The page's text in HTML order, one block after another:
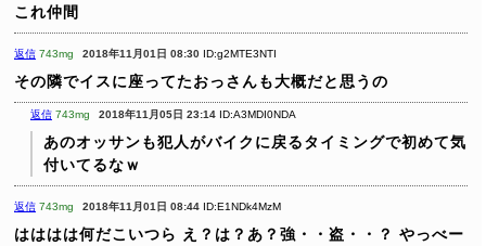
これ仲間
返信 743mg 2018年11月01日 08:30 ID:g2MTE3NTI
その隣でイスに座ってたおっさんも大概だと思うの
返信 743mg 2018年11月05日 23:14 ID:A3MDI0NDA
あのオッサンも犯人がバイクに戻るタイミングで初めて気
付いてるなｗ
返信 743mg 2018年11月01日 08:44 ID:E1NDk4MzM
はははは何だこいつら え？は？あ？強・・盗・・？ やっべー